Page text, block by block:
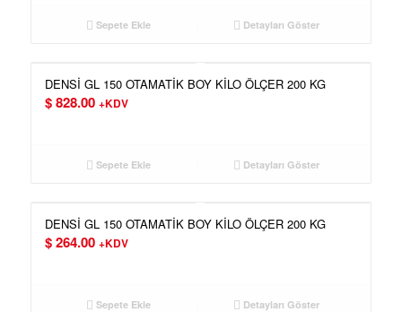
Sepete Ekle Detayları Göster
DENSİ GL 150 OTAMATİK BOY KİLO ÖLÇER 200 KG
$828.00 +KDV
Sepete Ekle Detayları Göster
DENSİ GL 150 OTAMATİK BOY KİLO ÖLÇER 200 KG
$264.00 +KDV
Sepete Ekle Detayları Göster